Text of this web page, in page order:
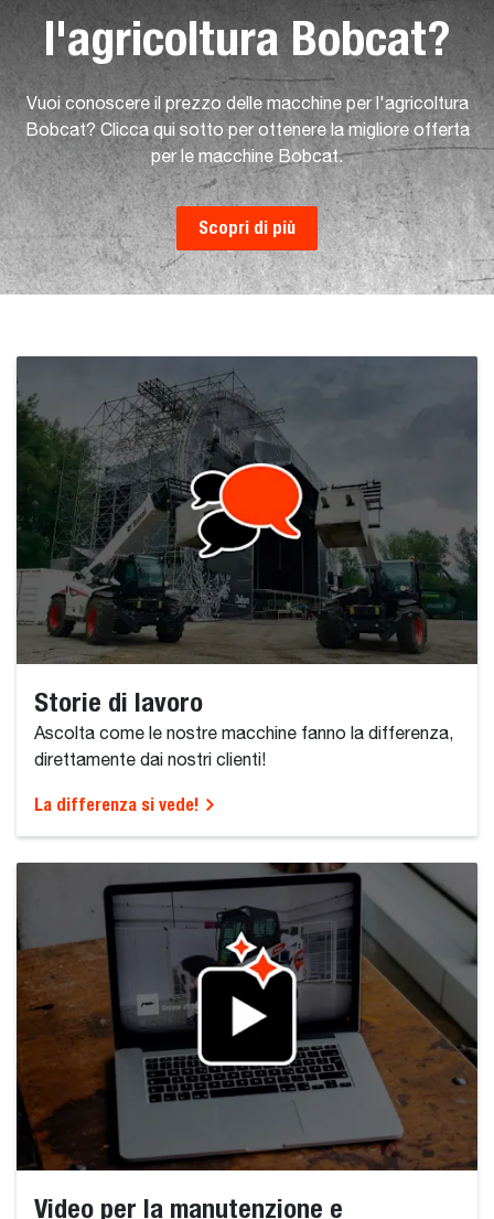
l'agricoltura Bobcat?
Vuoi conoscere il prezzo delle macchine per l'agricoltura
Bobcat? Clicca qui sotto per ottenere la migliore offerta
per le macchine Bobcat.
Scopri di più
Storie di lavoro
Ascolta come le nostre macchine fanno la differenza,
direttamente dai nostri clienti!
La differenza si vede!
Video per la manutenzione e